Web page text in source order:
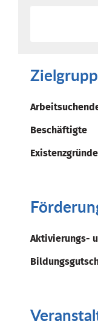
Beschäftigte
Aktivierungs-